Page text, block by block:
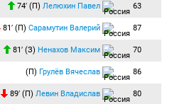
74′ (П) Лелюхин Павел 63
81′ (П) Сарамутин Валерий 87
81′ (З) Ненахов Максим 70
(П) Грулёв Вячеслав 86
89′ (П) Левин Владислав 80